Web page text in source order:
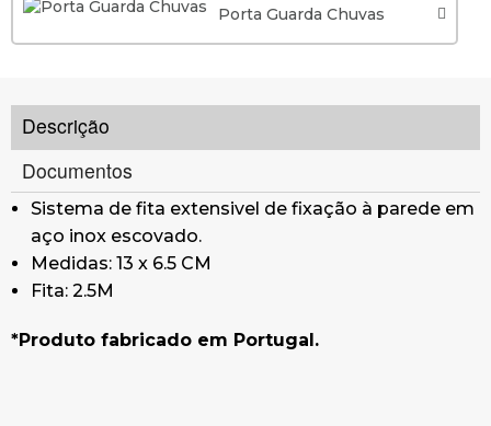
Porta Guarda Chuvas
Descrição
Documentos
Sistema de fita extensivel de fixação à parede em
aço inox escovado.
Medidas: 13 x 6.5 CM
Fita: 2.5M
*Produto fabricado em Portugal.